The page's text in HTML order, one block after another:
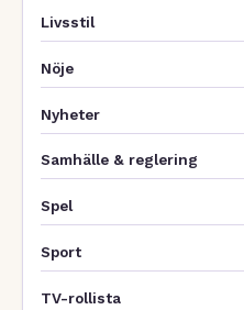
Livsstil
Nöje
Nyheter
Samhälle & reglering
Spel
Sport
TV-rollista